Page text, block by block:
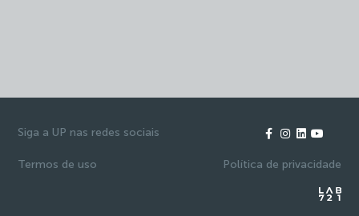
Siga a UP nas redes sociais
Termos de uso Política de privacidade